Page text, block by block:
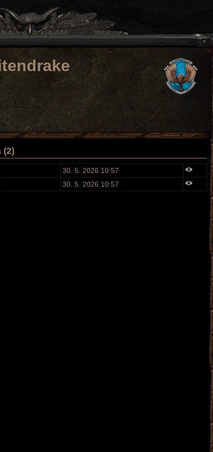
(2)
30. 5. 2026 10:57
30. 5. 2026 10:57